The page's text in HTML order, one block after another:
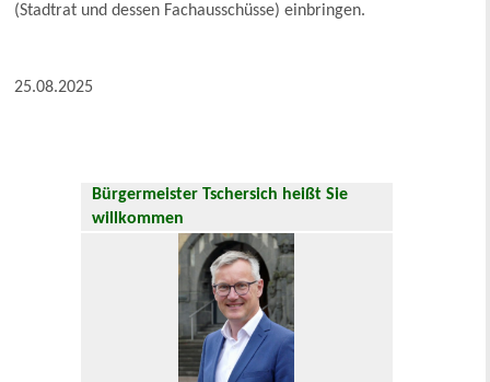
(Stadtrat und dessen Fachausschüsse) einbringen.
25.08.2025
Bürgermeister Tschersich heißt Sie
willkommen